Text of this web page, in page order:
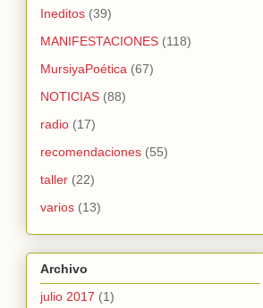
Ineditos (39)
MANIFESTACIONES (118)
MursiyaPoética (67)
NOTICIAS (88)
radio (17)
recomendaciones (55)
taller (22)
varios (13)
Archivo
julio 2017 (1)